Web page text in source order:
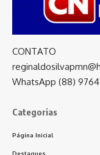
CONTATO
WhatsApp (88)
Categorias
Página Inicial
Destaques